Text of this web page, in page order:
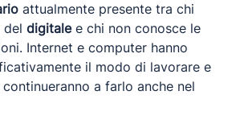
attualmente presente tra chi
del digitalee chi non conosce le
Internet e computer hanno
il modo di lavorare e
a farlo anche nel